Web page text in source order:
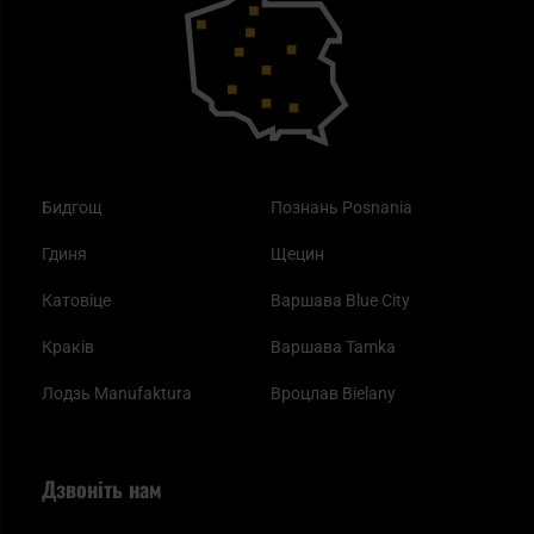
Бидгощ
Гдиня
Катовіце
Краків
Лодзь Manufaktura
Познань Posnania
Щецин
Варшава Blue City
Варшава Tamka
Вроцлав Bielany
Найкращі спальні мішки на осінь
Дзвоніть нам